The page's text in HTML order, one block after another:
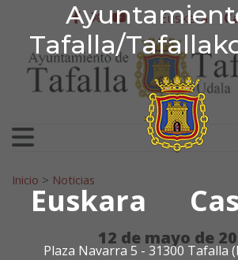
Tafalla/
Euskara
Plaza Navarra 5 - 31300 Tafalla
Ir al contenidofacebook
twitter
youtube
Euskera
Search for:
Inicio > Noticias
12 de mayo de